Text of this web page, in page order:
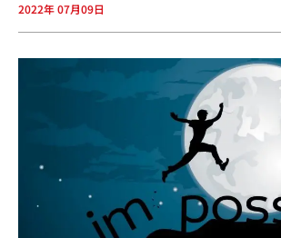
2022年 07月09日